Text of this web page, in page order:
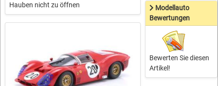
Hauben nicht zu öffnen
Modellauto
Bewertungen
Bewerten Sie diesen
Artikel!